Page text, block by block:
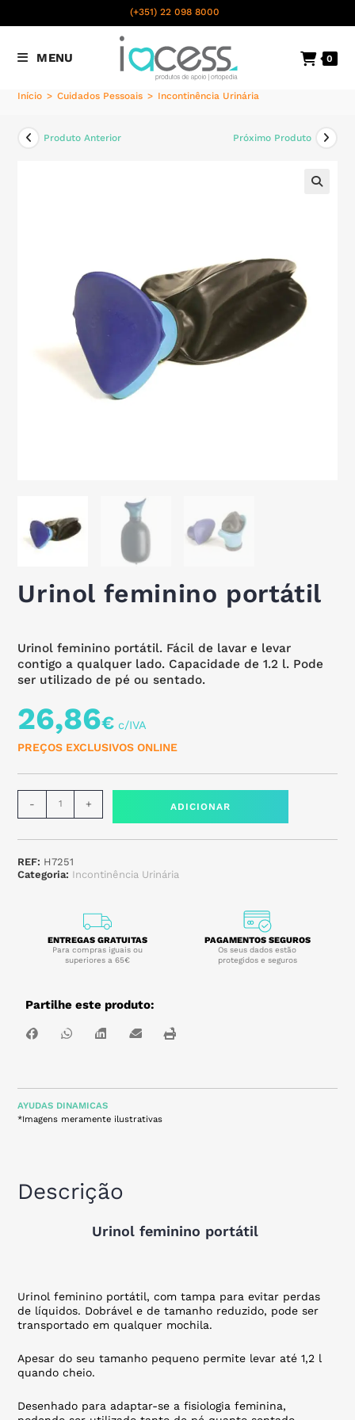
(+351) 22 098 8000
nacional
MENU 0
Início > Cuidados Pessoais > Incontinência Urinária
Produto Anterior Próximo Produto
Urinol feminino portátil
Urinol feminino portátil. Fácil de lavar e levar
contigo a qualquer lado. Capacidade de 1.2 l. Pode
ser utilizado de pé ou sentado.
26,86€
PREÇOS EXCLUSIVOS ONLINE
- + ADICIONAR
REF: H7251
Categoria: Incontinência Urinária
ENTREGAS GRATUITAS
Para compras iguais ou
superiores a 65€
PAGAMENTOS SEGUROS
Os seus dados estão
protegidos e seguros
Partilhe este produto:
AYUDAS DINAMICAS
*Imagens meramente ilustrativas
Descrição
Urinol feminino portátil
Urinol feminino portátil, com tampa para evitar perdas
de líquidos. Dobrável e de tamanho reduzido, pode ser
transportado em qualquer mochila.
Apesar do seu tamanho pequeno permite levar até 1,2 l
quando cheio.
Desenhado para adaptar-se a fisiologia feminina,